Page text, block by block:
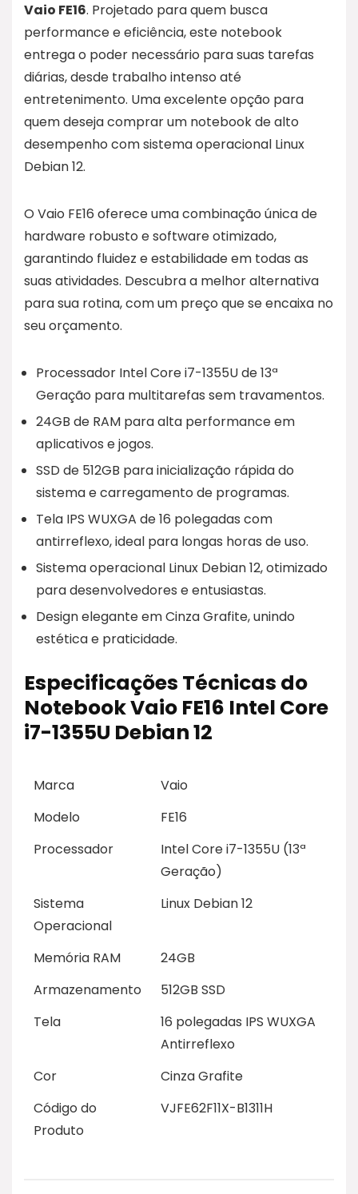
Vaio FE16. Projetado para quem busca
performance e eficiência, este notebook
entrega o poder necessário para suas tarefas
diárias, desde trabalho intenso até
entretenimento. Uma excelente opção para
quem deseja comprar um notebook de alto
desempenho com sistema operacional Linux
Debian 12.
O Vaio FE16 oferece uma combinação única de
hardware robusto e software otimizado,
garantindo fluidez e estabilidade em todas as
suas atividades. Descubra a melhor alternativa
para sua rotina, com um preço que se encaixa no
seu orçamento.
Processador Intel Core i7-1355U de 13ª
Geração para multitarefas sem travamentos.
24GB de RAM para alta performance em
aplicativos e jogos.
SSD de 512GB para inicialização rápida do
sistema e carregamento de programas.
Tela IPS WUXGA de 16 polegadas com
antirreflexo, ideal para longas horas de uso.
Sistema operacional Linux Debian 12, otimizado
para desenvolvedores e entusiastas.
Design elegante em Cinza Grafite, unindo
estética e praticidade.
Especificações Técnicas do
Notebook Vaio FE16 Intel Core
i7-1355U Debian 12
Marca
Vaio
Modelo
FE16
Processador
Intel Core i7-1355U (13ª
Geração)
Sistema
Operacional
Linux Debian 12
Memória RAM
24GB
Armazenamento
512GB SSD
Tela
16 polegadas IPS WUXGA
Antirreflexo
Cor
Cinza Grafite
Código do
Produto
VJFE62F11X-B1311H